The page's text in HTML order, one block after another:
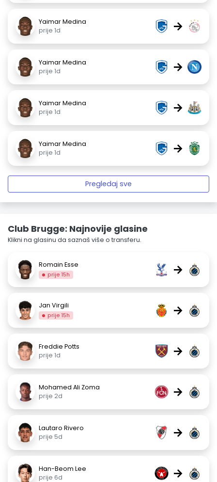
Yaimar Medina
prije 1d
→
Yaimar Medina
prije 1d
→
Yaimar Medina
prije 1d
→
Yaimar Medina
prije 1d
→
Pregledaj sve
Club Brugge: Najnovije glasine
Klikni na glasinu da saznaš više o transferu.
Romain Esse
prije 15h →
Jan Virgili
prije 15h →
Freddie Potts
prije 1d
→
Mohamed Ali Zoma
prije 2d
→
Lautaro Rivero
prije 5d
→
Han-Beom Lee
prije 6d
→